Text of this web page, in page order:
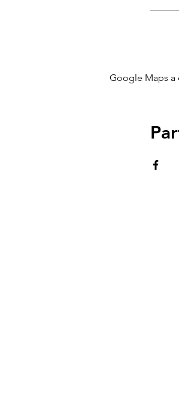
Google Maps a